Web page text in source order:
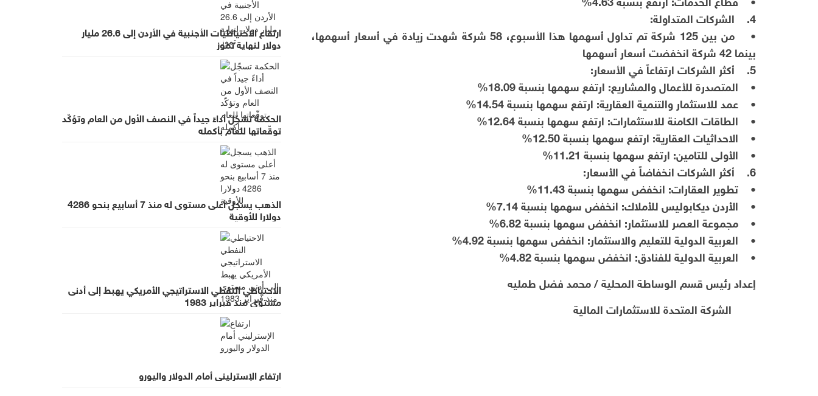
4. الشركات المتداولة:
• من بين 125 شركة تم تداول أسهمها هذا الأسبوع، 58 شركة شهدت زيادة في أسعار أسهمها،
بينما 42 شركة انخفضت أسعار أسهمها
5. أكثر الشركات ارتفاعاً في الأسعار:
• المتصدرة للأعمال والمشاريع: ارتفع سهمها بنسبة 18.09%
• عمد للاستثمار والتنمية العقارية: ارتفع سهمها بنسبة 14.54%
• الطاقات الكامنة للاستثمارات: ارتفع سهمها بنسبة 12.64%
• الاحداثيات العقارية: ارتفع سهمها بنسبة 12.50%
• الأولى للتامين: ارتفع سهمها بنسبة 11.21%
6. أكثر الشركات انخفاضاً في الأسعار:
• تطوير العقارات: انخفض سهمها بنسبة 11.43%
• الأردن ديكابوليس للأملاك: انخفض سهمها بنسبة 7.14%
• مجموعة العصر للاستثمار: انخفض سهمها بنسبة 6.82%
• العربية الدولية للتعليم والاستثمار: انخفض سهمها بنسبة 4.92%
• العربية الدولية للفنادق: انخفض سهمها بنسبة 4.82%
إعداد رئيس قسم الوساطة المحلية / محمد فضل طمليه
الشركة المتحدة للاستثمارات المالية
ارتفاع الاحتياطيات الأجنبية في الأردن إلى 26.6 مليار
دولار لنهاية تموز
الحكمة تسجّل أداءً جيداً في النصف الأول من العام وتؤكّد
توقّعاتها للعام بأكمله
الذهب يسجل أعلى مستوى له منذ 7 أسابيع بنحو 4286
دولارا للأوقية
الاحتياطي النفطي الاستراتيجي الأمريكي يهبط إلى أدنى
مستوى منذ فبراير 1983
ارتفاع الإسترليني أمام الدولار واليورو